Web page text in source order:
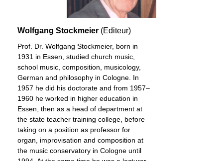
Wolfgang Stockmeier (Editeur)
Prof. Dr. Wolfgang Stockmeier, born in
1931 in Essen, studied church music,
school music, composition, musicology,
German and philosophy in Cologne. In
1957 he did his doctorate and from 1957–
1960 he worked in higher education in
Essen, then as a head of department at
the state teacher training college, before
taking on a position as professor for
organ, improvisation and composition at
the music conservatory in Cologne until